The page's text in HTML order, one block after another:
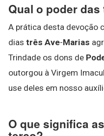
Qual o poder
A prática desta devoção
dias três Ave-Marias
Trindade os dons de
outorgou à Virgem
use deles em nosso
O que significa